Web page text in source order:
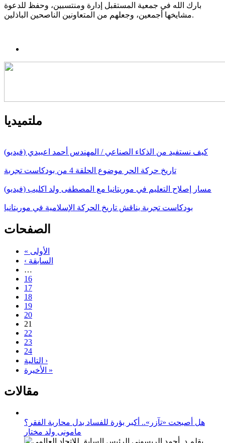
بارك الله في جمعية المستقبل إدارة ومنتسبين، وحفظ للدعوة
مشايخها أجمعين، وجعلهم من المتعاونين الناصحين الباذلين.
ملتميديا
كيف نستفيد من الذكاء الصناعي / المهندس أحمد اعبيدي (فيديو)
تاريخ حركة الحر موضوع الحلقة 4 من بودكاست تجربة
مسار إصلاح التعليم في موريتانيا مع المصطفى ولد اكليب (فيديو)
بودكاست تجربة يناقش تاريخ الحركة الإسلامية في موريتانيا
الصفحات
« الأولى
‹ السابقة
…
16
17
18
19
20
21
22
23
24
التالية ›
الأخيرة »
مقالات
هل أصبحت «تآزر».. أكبر بؤرة للفساد بدل محاربة الفقر؟
مامونى ولد مختار